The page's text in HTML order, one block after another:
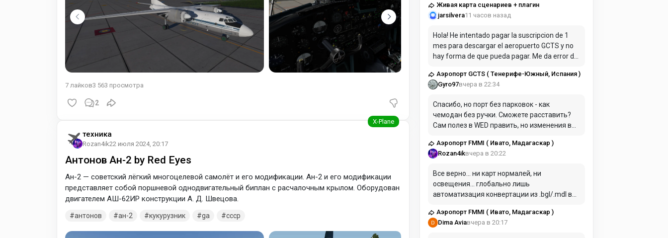
7 лайков3 563 просмотра
2
техника
Rozan4ik22 июля 2024, 20:17
Антонов Ан-2 by Red Eyes
Ан-2 — советский лёгкий многоцелевой самолёт и его модификации. Ан-2 и его модификации
представляет собой поршневой однодвигательный биплан с расчалочным крылом. Оборудован
двигателем АШ-62ИР конструкции А. Д. Швецова.
антонов ан-2 кукурузник ga ссср
Живая карта сценариев + плагин
jarsilvera11 часов назад
Hola! He intentado pagar la suscripcion de 1
mes para descargar el aeropuerto GCTS y no
hay forma de que pueda pagar. Me da error de
Аэропорт GCTS ( Тенерифе-Южный, Испания )
Gyro97вчера в 22:34
Спасибо, но порт без парковок - как
чемодан без ручки. Сможете расставить?
Сам полез в WED править, но изменения в
Аэропорт FMMI ( Ивато, Мадагаскар )
Rozan4ikвчера в 20:22
Все верно… ни карт нормалей, ни
освещения… глобально лишь
автоматизация конвертации из .bgl/.mdl в
текстого редактора, фотошопа и wed ))
Аэропорт FMMI ( Ивато, Мадагаскар )
Dima Aviaвчера в 20:17